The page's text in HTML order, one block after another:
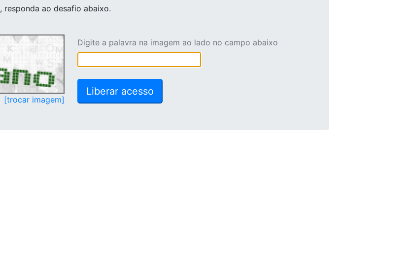
, responda ao desafio abaixo.
[trocar imagem]
Digite a palavra na imagem ao lado no campo abaixo